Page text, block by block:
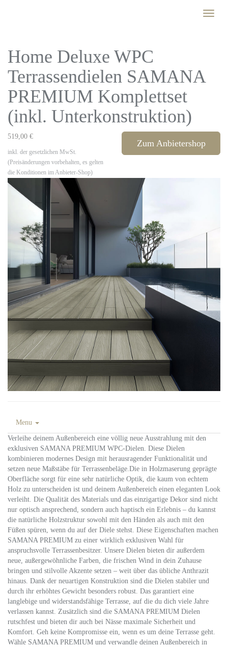
Toggle
Home Deluxe WPC
Terrassendielen SAMANA
PREMIUM Komplettset
(inkl. Unterkonstruktion)
519,00 €
inkl. der gesetzlichen MwSt.
(Preisänderungen vorbehalten, es gelten
die Konditionen im Anbieter-Shop)
Zum Anbietershop
Menu
Verleihe deinem Außenbereich eine völlig neue Ausstrahlung mit den
exklusiven SAMANA PREMIUM WPC-Dielen. Diese Dielen
kombinieren modernes Design mit herausragender Funktionalität und
setzen neue Maßstäbe für Terrassenbeläge.Die in Holzmaserung geprägte
Oberfläche sorgt für eine sehr natürliche Optik, die kaum von echtem
Holz zu unterscheiden ist und deinem Außenbereich einen eleganten Look
verleiht. Die Qualität des Materials und das einzigartige Dekor sind nicht
nur optisch ansprechend, sondern auch haptisch ein Erlebnis – du kannst
die natürliche Holzstruktur sowohl mit den Händen als auch mit den
Füßen spüren, wenn du auf der Diele stehst. Diese Eigenschaften machen
SAMANA PREMIUM zu einer wirklich exklusiven Wahl für
anspruchsvolle Terrassenbesitzer. Unsere Dielen bieten dir außerdem
neue, außergewöhnliche Farben, die frischen Wind in dein Zuhause
bringen und stilvolle Akzente setzen – weit über das übliche Anthrazit
hinaus. Dank der neuartigen Konstruktion sind die Dielen stabiler und
durch ihr erhöhtes Gewicht besonders robust. Das garantiert eine
langlebige und widerstandsfähige Terrasse, auf die du dich viele Jahre
verlassen kannst. Zusätzlich sind die SAMANA PREMIUM Dielen
rutschfest und bieten dir auch bei Nässe maximale Sicherheit und
Komfort. Geh keine Kompromisse ein, wenn es um deine Terrasse geht.
Wähle SAMANA PREMIUM und verwandle deinen Außenbereich in